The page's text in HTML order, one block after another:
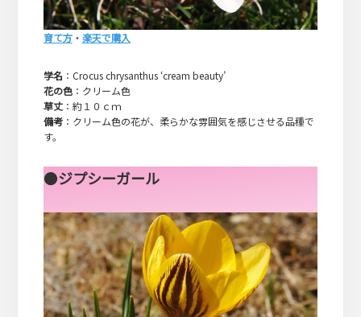
育て方・ 楽天で購入
学名 ：Crocus chrysanthus ‘cream beauty’
花の色：クリーム色
草丈：約１０ｃｍ
備考：クリーム色の花が、柔らかな雰囲気を感じさせる品種で
す。
●ジプシーガール